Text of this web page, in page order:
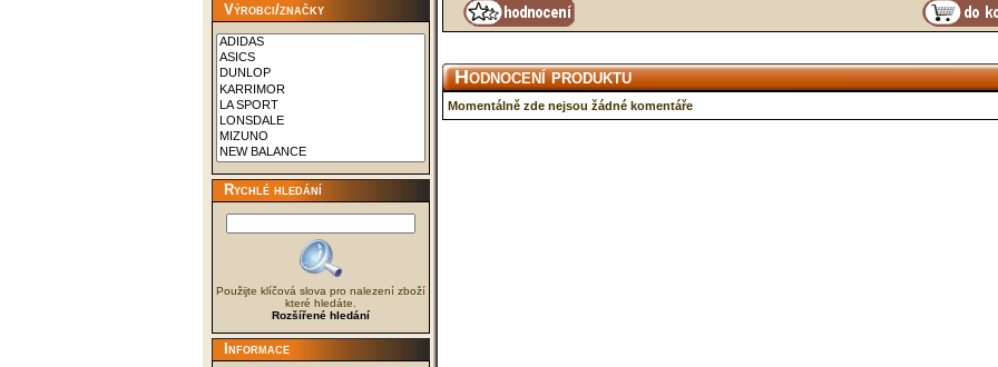
Výrobci/značky
Rychlé hledání
Použijte klíčová slova pro nalezení zboží
které hledáte.
Rozšířené hledání
Informace
Hodnocení produktu
Momentálně zde nejsou žádné komentáře